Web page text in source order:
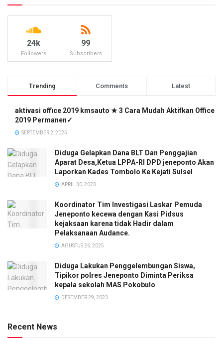
24k
Followers
99
Subscribers
Trending Comments Latest
aktivasi office 2019 kmsauto ★ 3 Cara Mudah Aktifkan Office
2019 Permanen✓
SEPTEMBER 2, 2025
Diduga Gelapkan Dana BLT Dan Penggajian
Aparat Desa,Ketua LPPA-RI DPD jeneponto Akan
Laporkan Kades Tombolo Ke Kejati Sulsel
APRIL 30, 2023
Koordinator Tim Investigasi Laskar Pemuda
Jeneponto kecewa dengan Kasi Pidsus
kejaksaan karena tidak Hadir dalam
Pelaksanaan Audance.
AGUSTUS 26, 2025
Diduga Lakukan Penggelembungan Siswa,
Tipikor polres Jeneponto Diminta Periksa
kepala sekolah MAS Pokobulo
DESEMBER 29, 2023
Recent News